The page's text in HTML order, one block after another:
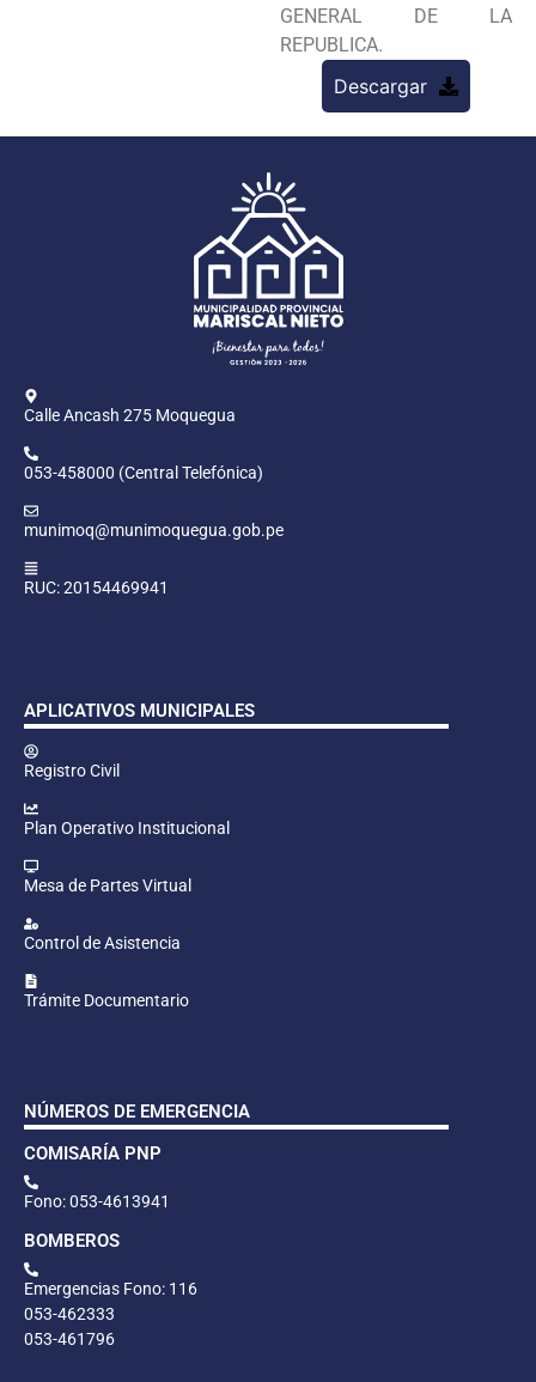
GENERAL DE LA
REPUBLICA.
Descargar
Calle Ancash 275 Moquegua
053-458000 (Central Telefónica)
munimoq@munimoquegua.gob.pe
RUC: 20154469941
APLICATIVOS MUNICIPALES
Registro Civil
Plan Operativo Institucional
Mesa de Partes Virtual
Control de Asistencia
Trámite Documentario
NÚMEROS DE EMERGENCIA
COMISARÍA PNP
Fono: 053-4613941
BOMBEROS
Emergencias Fono: 116
053-462333
053-461796